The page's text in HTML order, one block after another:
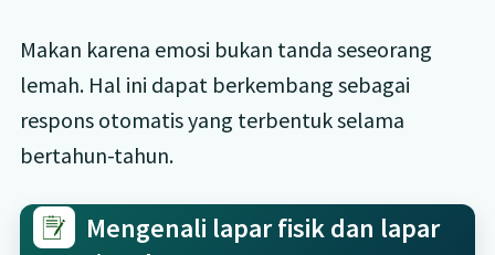
Makan karena emosi bukan tanda seseorang
lemah. Hal ini dapat berkembang sebagai
respons otomatis yang terbentuk selama
bertahun-tahun.
Mengenali lapar fisik dan lapar